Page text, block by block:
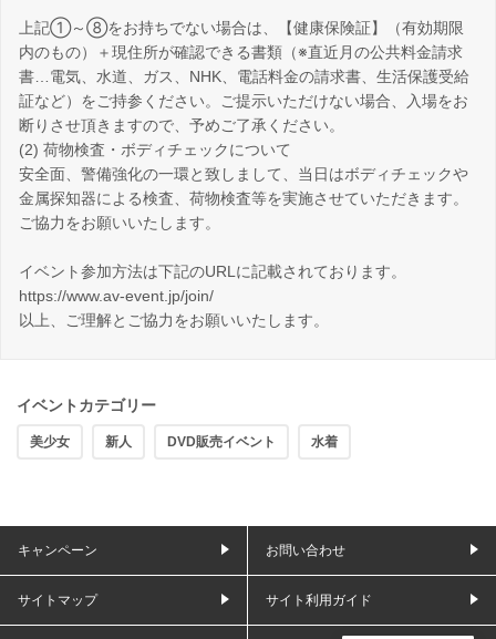
上記①～⑧をお持ちでない場合は、【健康保険証】（有効期限
内のもの）＋現住所が確認できる書類（※直近月の公共料金請求
書…電気、水道、ガス、NHK、電話料金の請求書、生活保護受給
証など）をご持参ください。ご提示いただけない場合、入場をお
断りさせ頂きますので、予めご了承ください。
(2) 荷物検査・ボディチェックについて
安全面、警備強化の一環と致しまして、当日はボディチェックや
金属探知器による検査、荷物検査等を実施させていただきます。
ご協力をお願いいたします。
イベント参加方法は下記のURLに記載されております。
https://www.av-event.jp/join/
以上、ご理解とご協力をお願いいたします。
イベントカテゴリー
美少女 新人 DVD販売イベント 水着
キャンペーン お問い合わせ
サイトマップ サイト利用ガイド